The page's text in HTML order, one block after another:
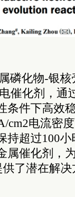
磷化物-银核
催化剂，
条件下高效
cm2电流密
持超过100
属催化剂，
供了潜在解